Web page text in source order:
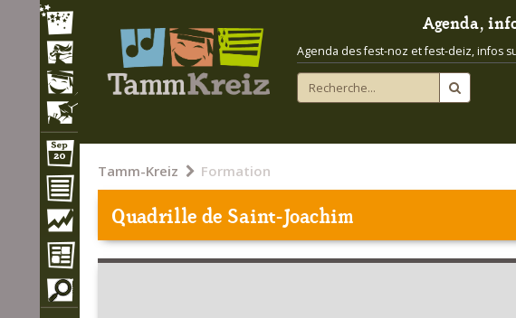
Agenda,
Agenda des fest-noz et fest-deiz, infos
Tamm-Kreiz Formation
Quadrille de Saint-Joachim